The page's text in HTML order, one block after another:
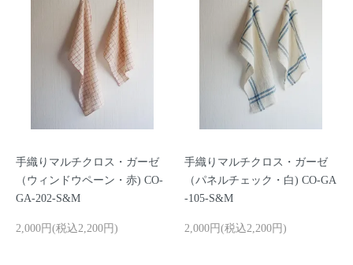
手織りマルチクロス・ガーゼ
（ウィンドウペーン・赤) CO-
GA-202-S&M
2,000円(税込2,200円)
手織りマルチクロス・ガーゼ
（パネルチェック・白) CO-GA
-105-S&M
2,000円(税込2,200円)